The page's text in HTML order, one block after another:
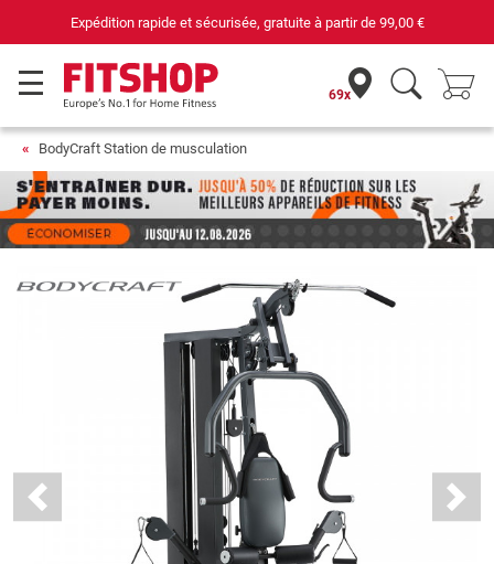
69 magasins avec 75 techniciens
69x
BodyCraft Station de musculation
Previous Next